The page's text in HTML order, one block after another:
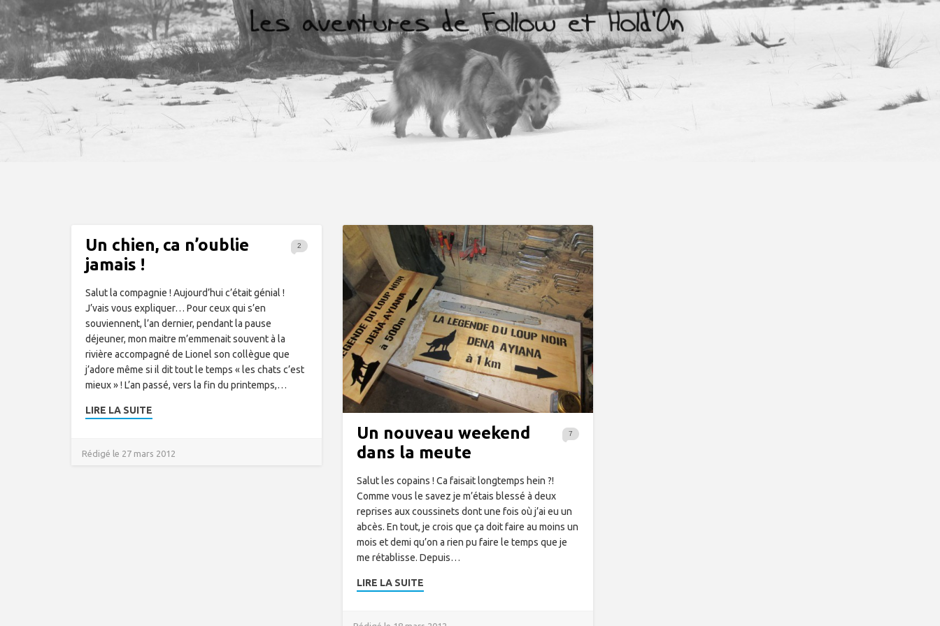
2
Un chien, ca n’oublie
jamais !
Salut la compagnie ! Aujourd’hui c’était génial !
J’vais vous expliquer… Pour ceux qui s’en
souviennent, l’an dernier, pendant la pause
déjeuner, mon maitre m’emmenait souvent à la
rivière accompagné de Lionel son collègue que
j’adore même si il dit tout le temps « les chats c’est
mieux » ! L’an passé, vers la fin du printemps,…
LIRE LA SUITE
Rédigé le 27 mars 2012
7
Un nouveau weekend
dans la meute
Salut les copains ! Ca faisait longtemps hein ?!
Comme vous le savez je m’étais blessé à deux
reprises aux coussinets dont une fois où j’ai eu un
abcès. En tout, je crois que ça doit faire au moins un
mois et demi qu’on a rien pu faire le temps que je
me rétablisse. Depuis…
LIRE LA SUITE